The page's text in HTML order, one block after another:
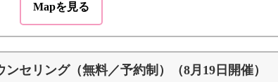
Mapを見る
セリング（無料／予約制）（8月19日開催）